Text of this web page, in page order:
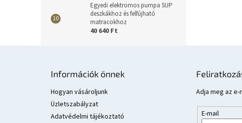
Egyedi elektromos pumpa SUP
deszkákhoz és felfújható
matracokhoz
40 640 Ft
Információk önnek
Hogyan vásároljunk
Üzletszabályzat
Adatvédelmi tájékoztató
Adja meg az
E-mail